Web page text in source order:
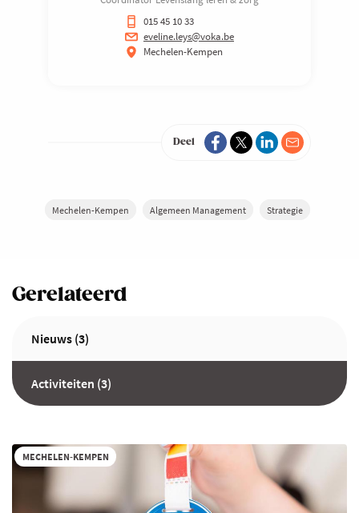
015 45 10 33
eveline.leys@voka.be
Mechelen-Kempen
Deel
Mechelen-Kempen Algemeen Management Strategie
Gerelateerd
Nieuws (3)
Activiteiten (3)
MECHELEN-KEMPEN